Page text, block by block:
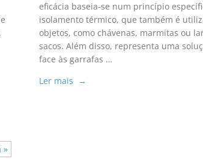
eficácia baseia-se num princípio
isolamento térmico, que também é
objetos, como chávenas, marmitas ou
sacos. Além disso, representa uma
face às garrafas …
Ler mais →
»